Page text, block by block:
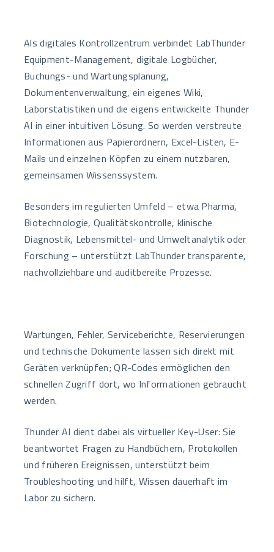
Als digitales Kontrollzentrum verbindet LabThunder
Equipment-Management, digitale Logbücher,
Buchungs- und Wartungsplanung,
Dokumentenverwaltung, ein eigenes Wiki,
Laborstatistiken und die eigens entwickelte Thunder
AI in einer intuitiven Lösung. So werden verstreute
Informationen aus Papierordnern, Excel-Listen, E-
Mails und einzelnen Köpfen zu einem nutzbaren,
gemeinsamen Wissenssystem.
Besonders im regulierten Umfeld – etwa Pharma,
Biotechnologie, Qualitätskontrolle, klinische
Diagnostik, Lebensmittel- und Umweltanalytik oder
Forschung – unterstützt LabThunder transparente,
nachvollziehbare und auditbereite Prozesse.
Wartungen, Fehler, Serviceberichte, Reservierungen
und technische Dokumente lassen sich direkt mit
Geräten verknüpfen; QR-Codes ermöglichen den
schnellen Zugriff dort, wo Informationen gebraucht
werden.
Thunder AI dient dabei als virtueller Key-User: Sie
beantwortet Fragen zu Handbüchern, Protokollen
und früheren Ereignissen, unterstützt beim
Troubleshooting und hilft, Wissen dauerhaft im
Labor zu sichern.